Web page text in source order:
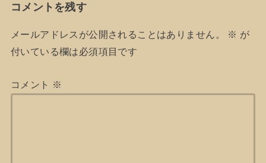
コメントを残す
メールアドレスが公開されることはありません。 ※ が
付いている欄は必須項目です
コメント ※